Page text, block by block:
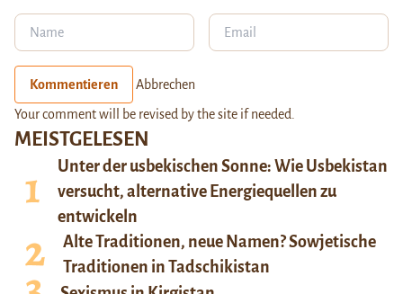
MEISTGELESEN
Unter der usbekischen Sonne: Wie Usbekistan
versucht, alternative Energiequellen zu
entwickeln
Alte Traditionen, neue Namen? Sowjetische
Traditionen in Tadschikistan
Kommentieren Abbrechen
Your comment will be revised by the site if needed.